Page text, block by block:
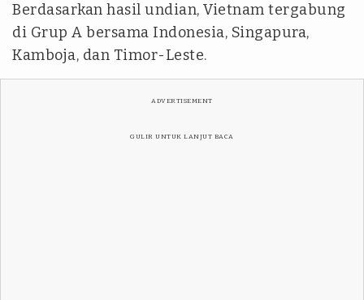
Berdasarkan hasil undian, Vietnam tergabung
di Grup A bersama Indonesia, Singapura,
Kamboja, dan Timor-Leste.
ADVERTISEMENT
GULIR UNTUK LANJUT BACA